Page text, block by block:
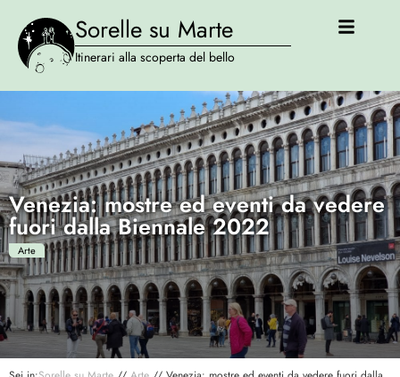
Sorelle su Marte
Itinerari alla scoperta del bello
Venezia: mostre ed eventi da vedere
fuori dalla Biennale 2022
Arte